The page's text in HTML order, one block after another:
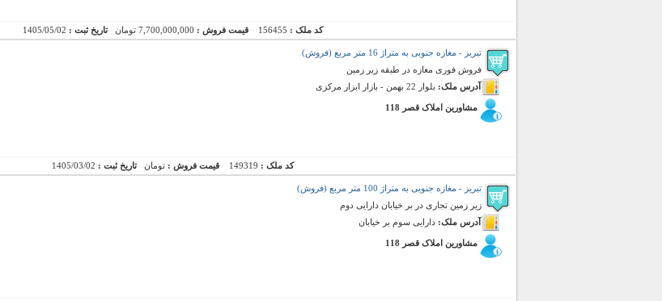
کد ملک : 156455 قیمت فروش : 7,700,000,000 تومان تاریخ ثبت : 1405/05/02
تبریز - مغازه جنوبی به متراژ 16 متر مربع (فروش)
فروش فوری مغازه در طبقه زیر زمین
آدرس ملک: بلوار 22 بهمن - بازار ابزار مرکزی
مشاورین املاک قصر 118
کد ملک : 149319 قیمت فروش : تومانتاریخ ثبت : 1405/03/02
تبریز - مغازه جنوبی به متراژ 100 متر مربع (فروش)
زیر زمین تجاری در بر خیابان دارایی دوم
آدرس ملک: دارایی سوم بر خیابان
مشاورین املاک قصر 118